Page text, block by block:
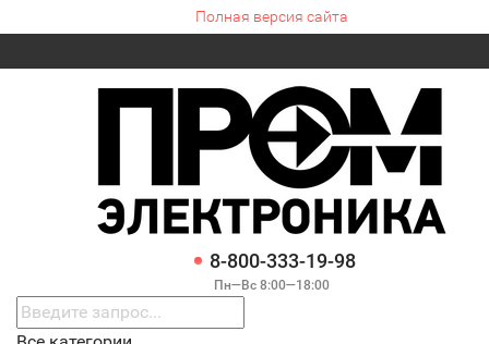
Полная версия сайта
8-800-333-19-98
Пн—Вс 8:00—18:00